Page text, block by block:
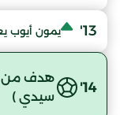
13' يمون أيوب
14'
هدف من
سيدي )